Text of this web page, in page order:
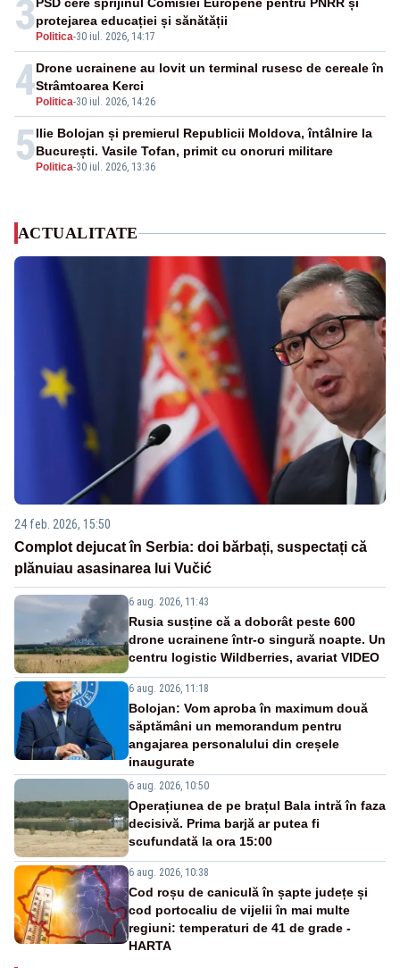
3 Politica-30 iul. 2026, 14:17
protejarea educației și sănătății
4 Politica-30 iul. 2026, 14:26
Drone ucrainene au lovit un terminal rusesc de cereale în
Strâmtoarea Kerci
5 Politica-30 iul. 2026, 13:36
Ilie Bolojan și premierul Republicii Moldova, întâlnire la
București. Vasile Tofan, primit cu onoruri militare
ACTUALITATE
24 feb. 2026, 15:50
Complot dejucat în Serbia: doi bărbați, suspectați că
plănuiau asasinarea lui Vučić
6 aug. 2026, 11:43
Rusia susține că a doborât peste 600
drone ucrainene într-o singură noapte. Un
centru logistic Wildberries, avariat VIDEO
6 aug. 2026, 11:18
Bolojan: Vom aproba în maximum două
săptămâni un memorandum pentru
angajarea personalului din creșele
inaugurate
6 aug. 2026, 10:50
Operațiunea de pe brațul Bala intră în faza
decisivă. Prima barjă ar putea fi
scufundată la ora 15:00
6 aug. 2026, 10:38
Cod roșu de caniculă în șapte județe și
cod portocaliu de vijelii în mai multe
regiuni: temperaturi de 41 de grade -
HARTA